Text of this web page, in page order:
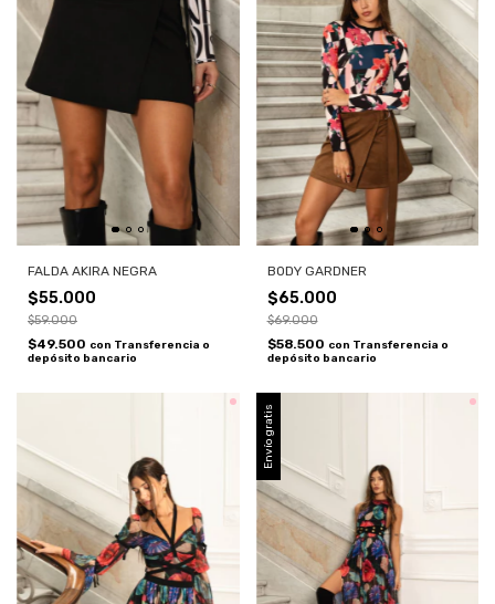
FALDA AKIRA NEGRA
$55.000
$59.000
$49.500 con Transferencia o
depósito bancario
BODY GARDNER
$65.000
$69.000
$58.500 con Transferencia o
depósito bancario
Envío gratis